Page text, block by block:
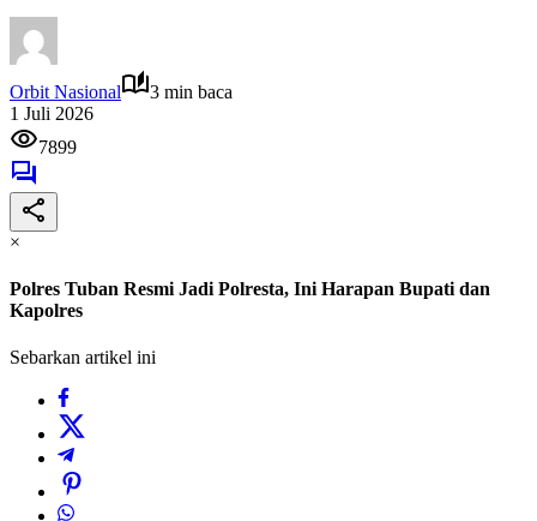
Orbit Nasional
3 min baca
1 Juli 2026
7899
×
Polres Tuban Resmi Jadi Polresta, Ini Harapan Bupati dan
Kapolres
Sebarkan artikel ini